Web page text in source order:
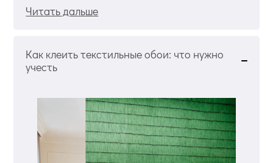
Читать дальше
Как клеить текстильные обои: что нужно
учесть